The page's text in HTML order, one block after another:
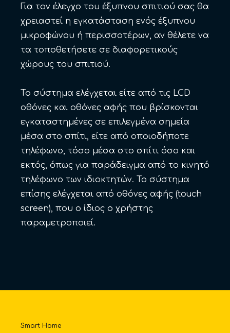
Για τον έλεγχο του έξυπνου σπιτιού σας θα
χρειαστεί η εγκατάσταση ενός έξυπνου
μικροφώνου ή περισσοτέρων, αν θέλετε να
τα τοποθετήσετε σε διαφορετικούς
χώρους του σπιτιού.
Το σύστημα ελέγχεται είτε από τις LCD
οθόνες και οθόνες αφής που βρίσκονται
εγκαταστημένες σε επιλεγμένα σημεία
μέσα στο σπίτι, είτε από οποιοδήποτε
τηλέφωνο, τόσο μέσα στο σπίτι όσο και
εκτός, όπως για παράδειγμα από το κινητό
τηλέφωνο των ιδιοκτητών. Το σύστημα
επίσης ελέγχεται από οθόνες αφής (touch
screen), που ο ίδιος ο χρήστης
παραμετροποιεί.
Smart Home